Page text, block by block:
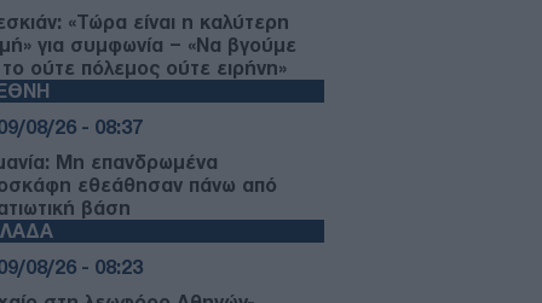
«Τώρα είναι η καλύτερη
για συμφωνία – «Να βγούμε
ούτε πόλεμος ούτε ειρήνη»
08/26 - 08:37
Μη επανδρωμένα
εθεάθησαν πάνω από
βάση
08/26 - 08:23